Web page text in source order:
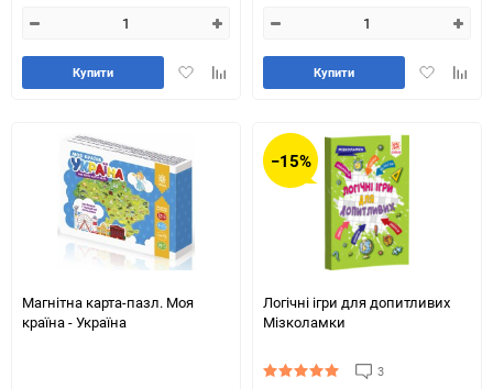
ДодатиДодайте
порівняння
Купити
Додати
Купити
Магнітна карта-пазл. Моя
країна - Україна
−15%
Логічні ігри для допитливих
Мізколамки
3